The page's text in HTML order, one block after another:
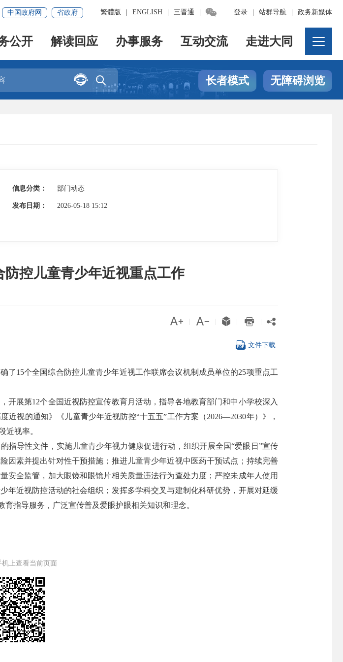
登录 站群导航 政务新媒体
繁體版 ENGLISH 三晋通 
中国政府网 省政府
公开 解读回应 办事服务 互动交流 走进大同

 长者模式 无障碍浏览
信息分类： 部门动态
发布日期： 2026-05-18 15:12
防控儿童青少年近视重点工作
    
 文件下载
了15个全国综合防控儿童青少年近视工作联席会议机制成员单位的25项重点工
展第12个全国近视防控宣传教育月活动，指导各地教育部门和中小学校深入
视的通知》《儿童青少年近视防控“十五五”工作方案（2026—2030年）》，
近视率。
指导性文件，实施儿童青少年视力健康促进行动，组织开展全国“爱眼日”宣传
因素并提出针对性干预措施；推进儿童青少年近视中医药干预试点；持续完善
全监管，加大眼镜和眼镜片相关质量违法行为查处力度；严控未成年人使用
年近视防控活动的社会组织；发挥多学科交叉与建制化科研优势，开展对延缓
指导服务，广泛宣传普及爱眼护眼相关知识和理念。
上查看当前页面